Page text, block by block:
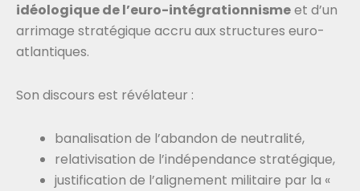
idéologique de l’euro-intégrationnismeet d’un
arrimage stratégique accru aux structures euro-
atlantiques.
Son discours est révélateur :
banalisation de l’abandon de neutralité,
relativisation de l’indépendance stratégique,
justification de l’alignement militaire par la «